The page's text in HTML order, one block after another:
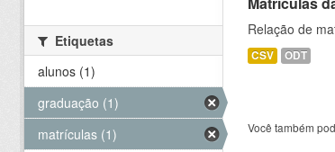
Relação de
CSV ODT
Você também
Etiquetas
alunos (1)
graduação (1)
matrículas (1)